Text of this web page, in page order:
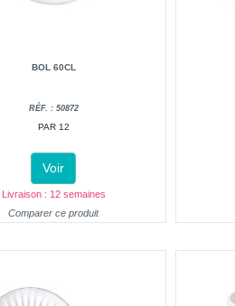
BOL 60CL
RÉF. : 50872
PAR 12
Voir
Livraison : 12 semaines
Comparer ce produit